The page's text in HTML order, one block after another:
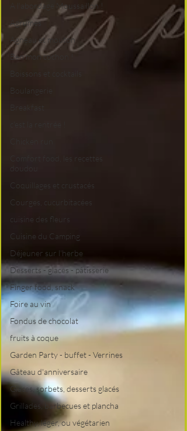
A l'abordage Moussaillon !
Agrumes
Agneau et mouton
Ben mon cochon !
Boissons et cocktails
Boulangerie
Breakfast
Comfort food, les recettes
Coquillages et crustacés
Courges, cucurbitacées
cuisine des fleurs
Cuisine du Camping
Déjeuner sur l'herbe
Desserts - glaces - pâtisserie
Finger food, snack
Foire au vin
Fondus de chocolat
fruits à coque
Garden Party - buffet - Verrines
Gâteau d'anniversaire
Glaces, sorbets, desserts glacés
Grillades, barbecues et plancha
Healthy, léger, ou végétarien